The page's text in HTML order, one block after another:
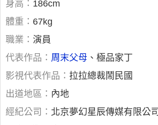
身高： 186cm
體重： 67kg
職業： 演員
代表作品： 周末父母 、極品家丁
影視代表作品： 拉拉總裁鬧民國
出道地區： 內地
經紀公司： 北京夢幻星辰傳媒有限公司